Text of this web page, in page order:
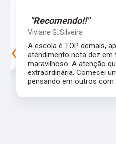
"Recomendo!!"
Viviane G. Silveira
A escola é TOP demais,
atendimento nota dez em
maravilhoso. A atenção
extraordinária. Comecei
pensando em outros com
‹